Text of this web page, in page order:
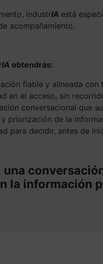
industrIA está
acompañamiento.
IA obtendrás:
fiable y alineada
en el acceso, sin
conversacional que
y priorización de la
para decidir, antes de
una
la información